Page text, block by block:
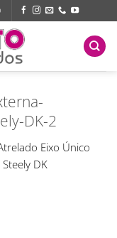
DK-2
Eixo Único
DK